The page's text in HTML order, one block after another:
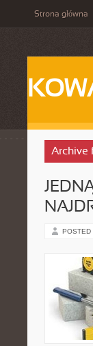
Strona główna
Archive
POSTED